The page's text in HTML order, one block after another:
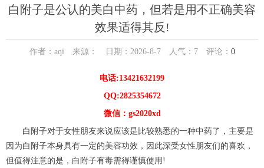
白附子是公认的美白中药，但若是用不正确美容
效果适得其反!
作者：aqi 来源： 日期：2026-8-7 人气： 7评论： 0
电话:13421632199
QQ:2825354672
微信：gs2020xd
白附子对于女性朋友来说应该是比较熟悉的一种中药了，主要是
因为白附子本身具有一定的美容功效，因此深受女性朋友们的喜欢，
但值得注意的是，白附子有毒需得谨慎使用!